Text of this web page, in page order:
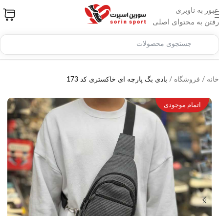
عبور به ناوبری
رفتن به محتوای اصلی
خانه / فروشگاه / بادی بگ پارچه ای خاکستری کد 173
اتمام موجودی